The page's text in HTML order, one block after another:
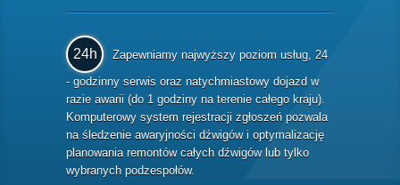
24h
Zapewniamy najwyższy poziom usług, 24
- godzinny serwis oraz natychmiastowy dojazd w
razie awarii (do 1 godziny na terenie całego kraju).
Komputerowy system rejestracji zgłoszeń pozwala
na śledzenie awaryjności dźwigów i optymalizację
planowania remontów całych dźwigów lub tylko
wybranych podzespołów.